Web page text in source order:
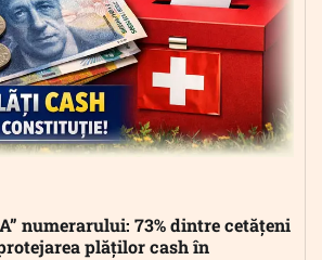
numerarului: 73% dintre cetățeni
plăților cash în